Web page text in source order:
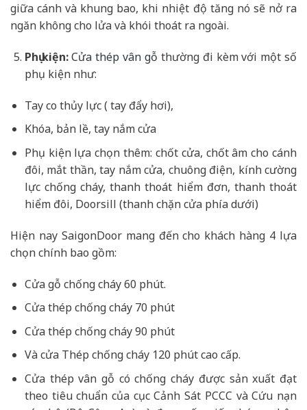
giữa cánh và khung bao, khi nhiệt độ tăng nó sẽ nở ra
ngăn không cho lửa và khói thoát ra ngoài.
Phụ kiện:Cửa thép vân gỗ thường đi kèm với một số
phụ kiện như:
Tay co thủy lực ( tay đẩy hơi),
Khóa, bản lề, tay nắm cửa
Phụ kiện lựa chọn thêm: chốt cửa, chốt âm cho cánh
đôi, mắt thần, tay nắm cửa, chuông điện, kính cường
lực chống cháy, thanh thoát hiểm đơn, thanh thoát
hiểm đôi, Doorsill (thanh chặn cửa phía dưới)
Hiện nay SaigonDoor mang đến cho khách hàng 4 lựa
chọn chính bao gồm:
Cửa gỗ chống cháy 60 phút.
Cửa thép chống cháy 70 phút
Cửa thép chống cháy 90 phút
Và cửa Thép chống cháy 120 phút cao cấp.
Cửa thép vân gỗ có chống cháy được sản xuất đạt
theo tiêu chuẩn của cục Cảnh Sát PCCC và Cứu nạn